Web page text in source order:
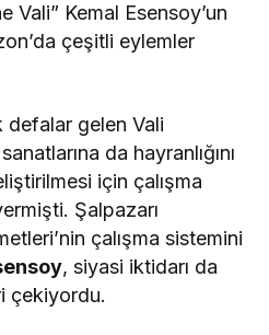
Vali” Kemal Esensoy’un
çeşitli eylemler
defalar gelen Vali
da hayranlığını
için çalışma
Şalpazarı
çalışma sistemini
, siyasi iktidarı da
çekiyordu.